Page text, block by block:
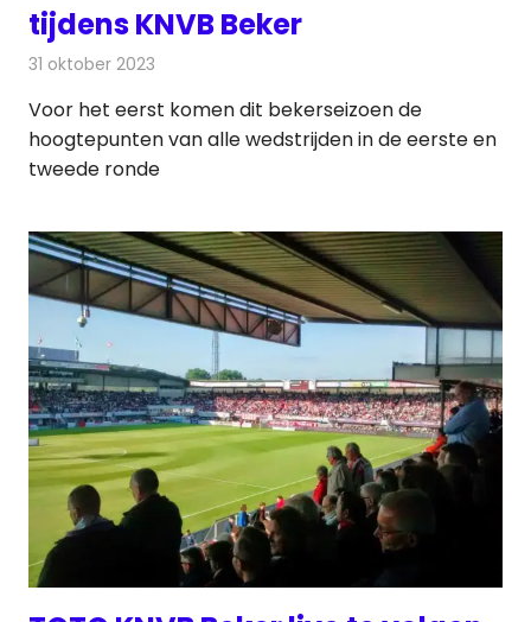
tijdens KNVB Beker
31 oktober 2023
Voor het eerst komen dit bekerseizoen de
hoogtepunten van alle wedstrijden in de eerste en
tweede ronde